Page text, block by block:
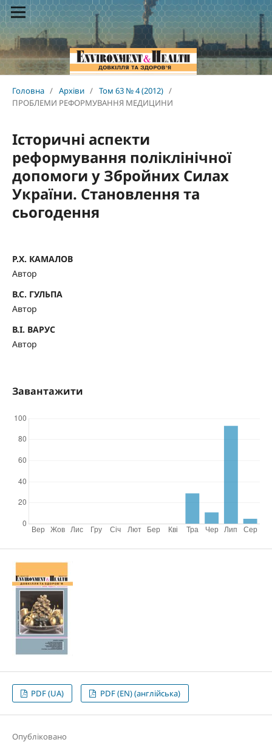
Головна / Архіви / Том 63 № 4 (2012) /
ПРОБЛЕМИ РЕФОРМУВАННЯ МЕДИЦИНИ
Історичні аспекти
реформування поліклінічної
допомоги у Збройних Силах
України. Становлення та
сьогодення
Р.Х. КАМАЛОВ
Автор
В.С. ГУЛЬПА
Автор
В.І. ВАРУС
Автор
Завантажити
PDF (UA) PDF (EN) (англійська)
Опубліковано